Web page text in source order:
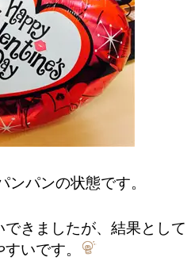
パンの状態です。
きましたが、結果として
いです。